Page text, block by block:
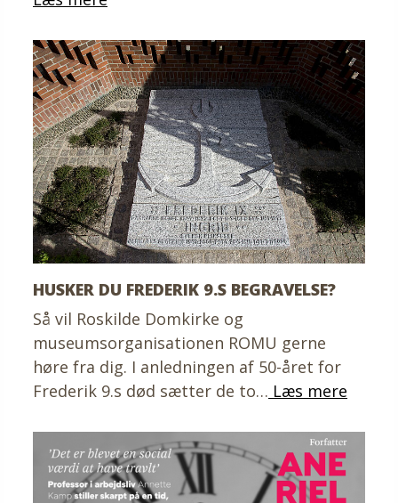
HUSKER DU FREDERIK 9.S BEGRAVELSE?
Så vil Roskilde Domkirke og
museumsorganisationen ROMU gerne
høre fra dig. I anledningen af 50-året for
Frederik 9.s død sætter de to… Læs mere